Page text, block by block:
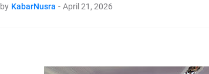
by KabarNusra - April 21, 2026